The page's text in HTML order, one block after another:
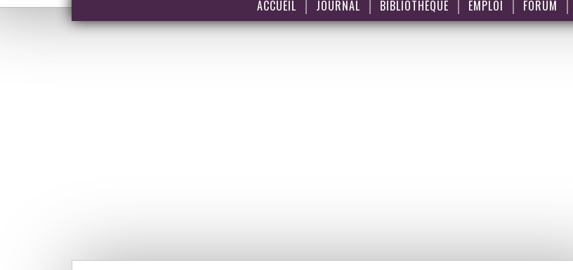
ACCUEIL JOURNAL BIBLIOTHÈQUE EMPLOI FORUM